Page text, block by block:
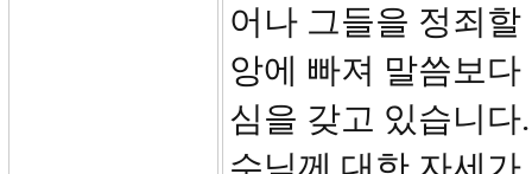
어나 그들을 정죄
앙에 빠져 말씀보
심을 갖고 있습니